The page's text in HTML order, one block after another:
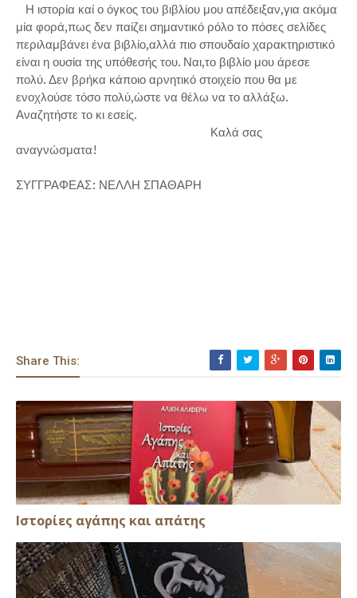
Η ιστορία καί ο όγκος του βιβλίου μου απέδειξαν,για ακόμα
μία φορά,πως δεν παίζει σημαντικό ρόλο το πόσες σελίδες
περιλαμβάνει ένα βιβλίο,αλλά πιο σπουδαίο χαρακτηριστικό
είναι η ουσία της υπόθεσής του. Ναι,το βιβλίο μου άρεσε
πολύ. Δεν βρήκα κάποιο αρνητικό στοιχείο που θα με
ενοχλούσε τόσο πολύ,ώστε να θέλω να το αλλάξω.
Αναζητήστε το κι εσείς.
Καλά σας
αναγνώσματα!
ΣΥΓΓΡΑΦΕΑΣ: ΝΕΛΛΗ ΣΠΑΘΑΡΗ
Share This:
Ιστορίες αγάπης και απάτης